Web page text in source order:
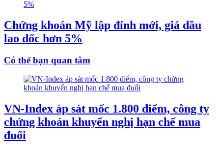
Chứng khoán Mỹ lập đỉnh mới, giá dầu
lao dốc hơn 5%
Có thể bạn quan tâm
VN-Index áp sát mốc 1.800 điểm, công ty
chứng khoán khuyến nghị hạn chế mua
đuổi